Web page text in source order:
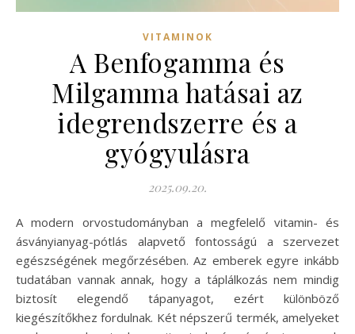
VITAMINOK
A Benfogamma és
Milgamma hatásai az
idegrendszerre és a
gyógyulásra
2025.09.20.
A modern orvostudományban a megfelelő vitamin- és
ásványianyag-pótlás alapvető fontosságú a szervezet
egészségének megőrzésében. Az emberek egyre inkább
tudatában vannak annak, hogy a táplálkozás nem mindig
biztosít elegendő tápanyagot, ezért különböző
kiegészítőkhez fordulnak. Két népszerű termék, amelyeket